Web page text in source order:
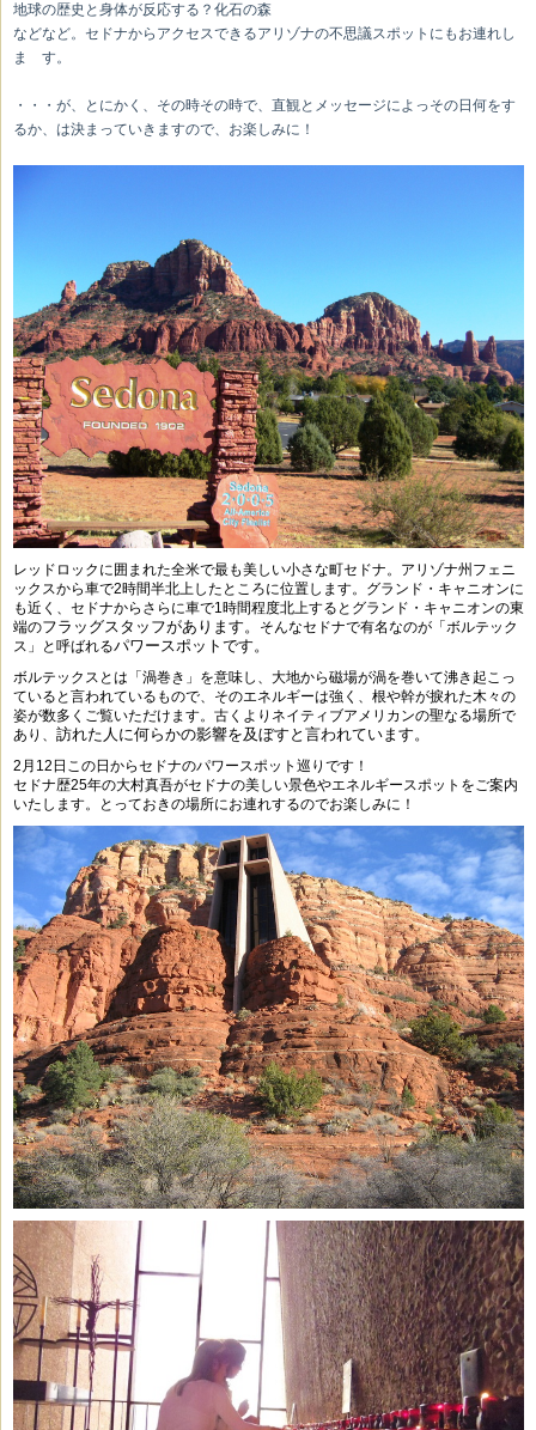
地球の歴史と身体が反応する？化石の森
などなど。セドナからアクセスできるアリゾナの不思議スポットにもお連れし
ま す。
・・・が、とにかく、その時その時で、直観とメッセージによっその日何をす
るか、は決まっていきますので、お楽しみに！
レッドロックに囲まれた全米で最も美しい小さな町セドナ。 アリゾナ州フェニ
ックスから車で2時間半北上したところに位置します。 グランド・キャニオンに
も近く、セドナからさらに車で1時間程度北上するとグランド・キャニオンの東
端のフラッグスタッフがあります。
そんなセドナで有名なのが「ボルテック
ス」と呼ばれるパワースポットです。
ボルテックスとは「渦巻き」を意味し、大地から磁場が渦を巻いて沸き起こっ
ていると言われているもので、そのエネルギーは強く、 根や幹が捩れた木々の
姿が数多くご覧いただけます。 古くよりネイティブアメリカンの聖なる場所で
あり、 訪れた人に何らかの影響を及ぼすと言われています。
2月12日この日からセドナのパワースポット巡りです！
セドナ歴25年の大村真吾がセドナの美しい景色やエネルギースポットをご案内
いたします。とっておきの場所にお連れするのでお楽しみに！